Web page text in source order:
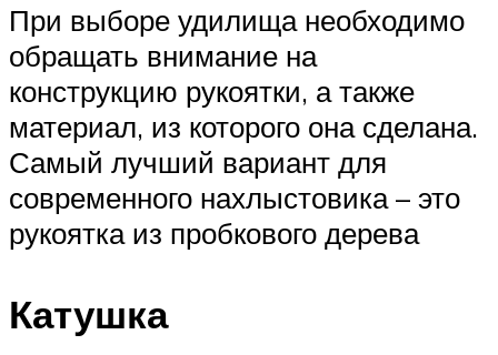
При выборе удилища необходимо
обращать внимание на
конструкцию рукоятки, а также
материал, из которого она сделана.
Самый лучший вариант для
современного нахлыстовика – это
рукоятка из пробкового дерева
Катушка